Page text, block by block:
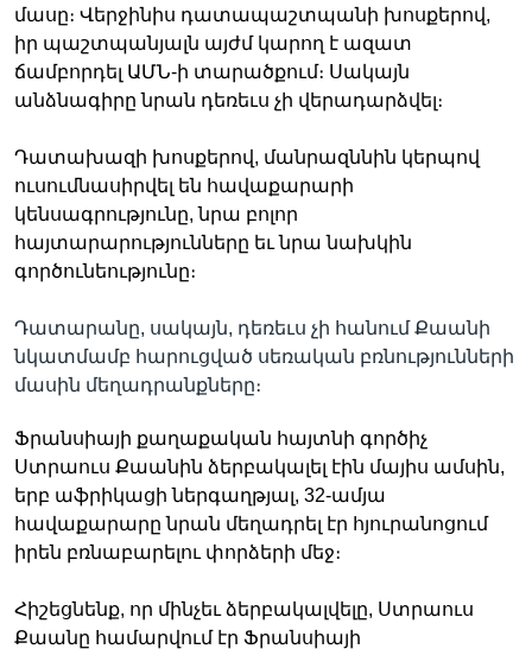
մասը։ Վերջինիս դատապաշտպանի խոսքերով,
իր պաշտպանյալն այժմ կարող է ազատ
ճամբորդել ԱՄՆ-ի տարածքում։ Սակայն
անձնագիրը նրան դեռեւս չի վերադարձվել։
Դատախազի խոսքերով, մանրազննին կերպով
ուսումնասիրվել են հավաքարարի
կենսագրությունը, նրա բոլոր
հայտարարությունները եւ նրա նախկին
գործունեությունը։
Դատարանը, սակայն, դեռեւս չի հանում Քաանի
նկատմամբ հարուցված սեռական բռնությունների
մասին մեղադրանքները։
Ֆրանսիայի քաղաքական հայտնի գործիչ
Ստրաուս Քաանին ձերբակալել էին մայիս ամսին,
երբ աֆրիկացի ներգաղթյալ, 32-ամյա
հավաքարարը նրան մեղադրել էր հյուրանոցում
իրեն բռնաբարելու փորձերի մեջ։
Հիշեցնենք, որ մինչեւ ձերբակալվելը, Ստրաուս
Քաանը համարվում էր Ֆրանսիայի